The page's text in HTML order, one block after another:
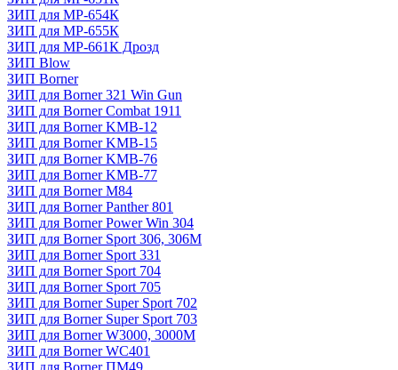
ЗИП для МР-654К
ЗИП для МР-655К
ЗИП для МР-661К Дрозд
ЗИП Blow
ЗИП Borner
ЗИП для Borner 321 Win Gun
ЗИП для Borner Combat 1911
ЗИП для Borner KMB-12
ЗИП для Borner KMB-15
ЗИП для Borner KMB-76
ЗИП для Borner KMB-77
ЗИП для Borner M84
ЗИП для Borner Panther 801
ЗИП для Borner Power Win 304
ЗИП для Borner Sport 306, 306M
ЗИП для Borner Sport 331
ЗИП для Borner Sport 704
ЗИП для Borner Sport 705
ЗИП для Borner Super Sport 702
ЗИП для Borner Super Sport 703
ЗИП для Borner W3000, 3000М
ЗИП для Borner WC401
ЗИП для Borner ПМ49